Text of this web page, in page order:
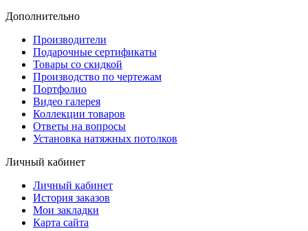
Дополнительно
Производители
Подарочные сертификаты
Товары со скидкой
Производство по чертежам
Портфолио
Видео галерея
Коллекции товаров
Ответы на вопросы
Установка натяжных потолков
Личный кабинет
Личный кабинет
История заказов
Мои закладки
Карта сайта